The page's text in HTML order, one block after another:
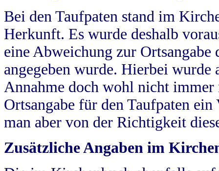
Bei den Taufpaten stand im
Herkunft. Es wurde deshalb
eine Abweichung zur
angegeben wurde. Hierbei wurde
Annahme doch wohl nicht
Ortsangabe für den Taufpaten
man aber von der Richtigkeit
Zusätzliche Angaben im